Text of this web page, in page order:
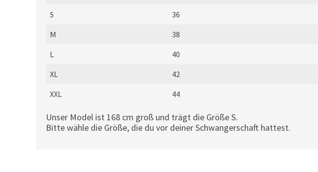
S
36
M
38
L
40
XL
42
XXL
44
Unser Model ist 168 cm groß und trägt die Größe S.
Bitte wähle die Größe, die du vor deiner Schwangerschaft hattest.